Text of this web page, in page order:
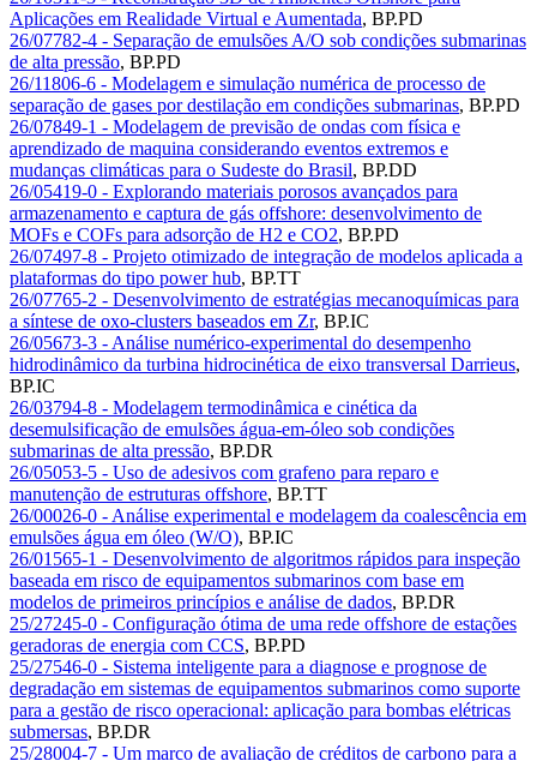
Aplicações em Realidade Virtual e Aumentada, BP.PD
26/07782-4 - Separação de emulsões A/O sob condições submarinas
de alta pressão, BP.PD
26/11806-6 - Modelagem e simulação numérica de processo de
separação de gases por destilação em condições submarinas, BP.PD
26/07849-1 - Modelagem de previsão de ondas com física e
aprendizado de maquina considerando eventos extremos e
mudanças climáticas para o Sudeste do Brasil, BP.DD
26/05419-0 - Explorando materiais porosos avançados para
armazenamento e captura de gás offshore: desenvolvimento de
MOFs e COFs para adsorção de H2 e CO2, BP.PD
26/07497-8 - Projeto otimizado de integração de modelos aplicada a
plataformas do tipo power hub, BP.TT
26/07765-2 - Desenvolvimento de estratégias mecanoquímicas para
a síntese de oxo-clusters baseados em Zr, BP.IC
26/05673-3 - Análise numérico-experimental do desempenho
hidrodinâmico da turbina hidrocinética de eixo transversal Darrieus,
BP.IC
26/03794-8 - Modelagem termodinâmica e cinética da
desemulsificação de emulsões água-em-óleo sob condições
submarinas de alta pressão, BP.DR
26/05053-5 - Uso de adesivos com grafeno para reparo e
manutenção de estruturas offshore, BP.TT
26/00026-0 - Análise experimental e modelagem da coalescência em
emulsões água em óleo (W/O), BP.IC
26/01565-1 - Desenvolvimento de algoritmos rápidos para inspeção
baseada em risco de equipamentos submarinos com base em
modelos de primeiros princípios e análise de dados, BP.DR
25/27245-0 - Configuração ótima de uma rede offshore de estações
geradoras de energia com CCS, BP.PD
25/27546-0 - Sistema inteligente para a diagnose e prognose de
degradação em sistemas de equipamentos submarinos como suporte
para a gestão de risco operacional: aplicação para bombas elétricas
submersas, BP.DR
25/28004-7 - Um marco de avaliação de créditos de carbono para a